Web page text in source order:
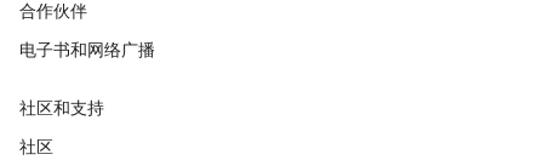
合作伙伴
电子书和网络广播
社区和支持
社区